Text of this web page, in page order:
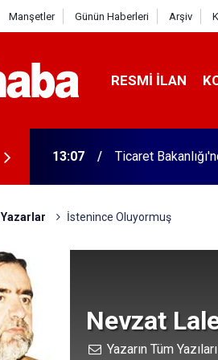
Manşetler Günün Haberleri Arşiv
RESMI İLAN
13:06 Konya dahil birçok
Yazarlar İstenince Oluyormuş
Nevzat
Yazarın Tüm